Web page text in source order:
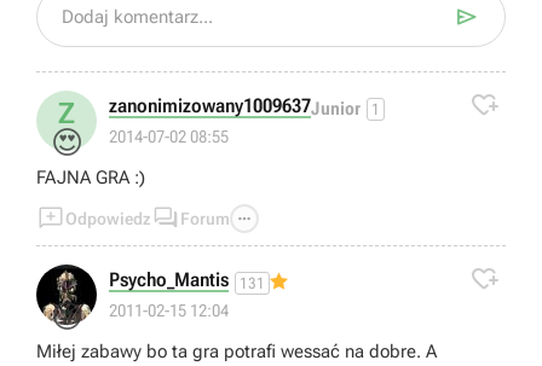
Dodaj komentarz... 
Z
😍
zanonimizowany1009637Junior 1
2014-07-02 08:55

FAJNA GRA :)
Odpowiedz  Forum 
😜
Psycho_Mantis 131
2011-02-15 12:04

Miłej zabawy bo ta gra potrafi wessać na dobre. A